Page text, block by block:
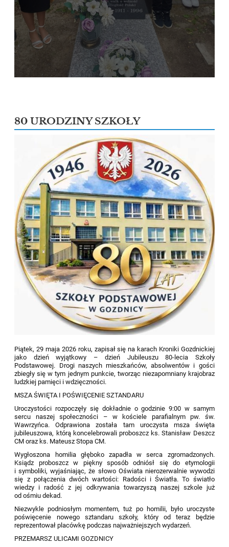
80 URODZINY SZKOŁY
Piątek, 29 maja 2026 roku, zapisał się na karach Kroniki Gozdnickiej
jako dzień wyjątkowy – dzień Jubileuszu 80-lecia Szkoły
Podstawowej. Drogi naszych mieszkańców, absolwentów i gości
zbiegły się w tym jednym punkcie, tworząc niezapomniany krajobraz
ludzkiej pamięci i wdzięczności.
MSZA ŚWIĘTA I POŚWIĘCENIE SZTANDARU
Uroczystości rozpoczęły się dokładnie o godzinie 9:00 w samym
sercu naszej społeczności – w kościele parafialnym pw. św.
Wawrzyńca. Odprawiona została tam uroczysta msza święta
jubileuszowa, którą koncelebrowali proboszcz ks. Stanisław Deszcz
CM oraz ks. Mateusz Stopa CM.
Wygłoszona homilia głęboko zapadła w serca zgromadzonych.
Ksiądz proboszcz w piękny sposób odniósł się do etymologii
i symboliki, wyjaśniając, że słowo Oświata nierozerwalnie wywodzi
się z połączenia dwóch wartości: Radości i Światła. To światło
wiedzy i radość z jej odkrywania towarzyszą naszej szkole już
od ośmiu dekad.
Niezwykle podniosłym momentem, tuż po homilii, było uroczyste
poświęcenie nowego sztandaru szkoły, który od teraz będzie
reprezentował placówkę podczas najważniejszych wydarzeń.
PRZEMARSZ ULICAMI GOZDNICY